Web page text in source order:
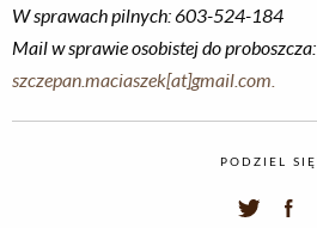
W sprawach pilnych: 603-524-184
Mail w sprawie osobistej do proboszcza:
szczepan.maciaszek[at]gmail.com.
PODZIEL SIĘ